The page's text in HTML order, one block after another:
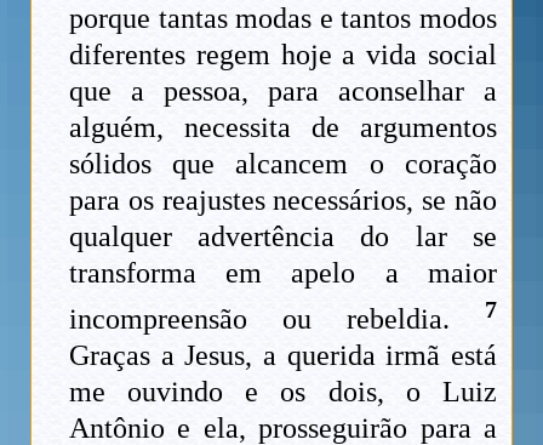
porque tantas modas e tantos modos
diferentes regem hoje a vida social
que a pessoa, para aconselhar a
alguém, necessita de argumentos
sólidos que alcancem o coração
para os reajustes necessários, se não
qualquer advertência do lar se
transforma em apelo a maior
incompreensão ou rebeldia.
7
Graças a Jesus, a querida irmã está
me ouvindo e os dois, o Luiz
Antônio e ela, prosseguirão para a